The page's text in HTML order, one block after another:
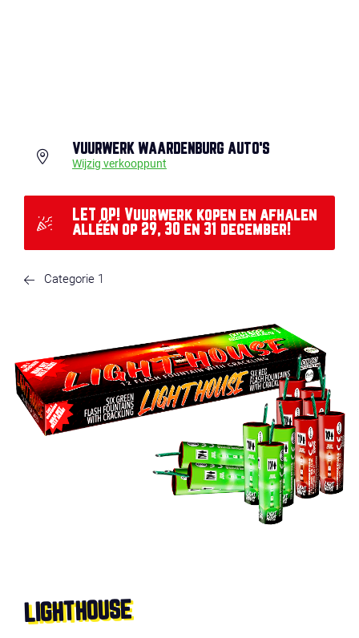
VUURWERK WAARDENBURG AUTO'S
Wijzig verkooppunt
LET OP! Vuurwerk kopen en afhalen
alléén op 29, 30 en 31 december!
Categorie 1
LIGHTHOUSE